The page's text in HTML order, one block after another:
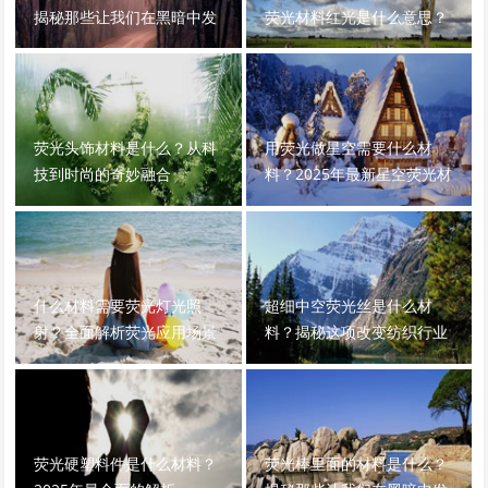
揭秘那些让我们在黑暗中发
光的神奇化学物质
荧光材料红光是什么意思？
荧光头饰材料是什么？从科
技到时尚的奇妙融合
用荧光做星空需要什么材
料？2025年最新星空荧光材
料全解析
什么材料需要荧光灯光照
射？全面解析荧光应用场景
超细中空荧光丝是什么材
料？揭秘这项改变纺织行业
的高科技材料
荧光硬塑料件是什么材料？
荧光棒里面的材料是什么？